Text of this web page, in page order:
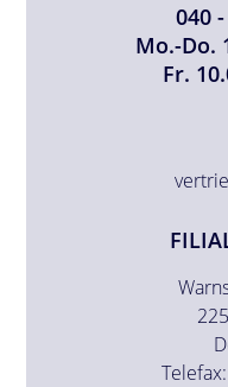
040
Mo.-Do.
Fr.